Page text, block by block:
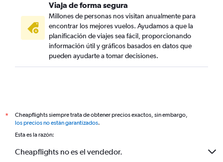
Viaja de forma segura
Millones de personas nos visitan anualmente para
encontrar los mejores vuelos. Ayudamos a que la
planificación de viajes sea fácil, proporcionando
información útil y gráficos basados en datos que
pueden ayudarte a tomar decisiones.
*
Cheapflights siempre trata de obtener precios exactos, sin embargo,
los precios no están garantizados.
Esta es la razón:
Cheapflights no es el vendedor.